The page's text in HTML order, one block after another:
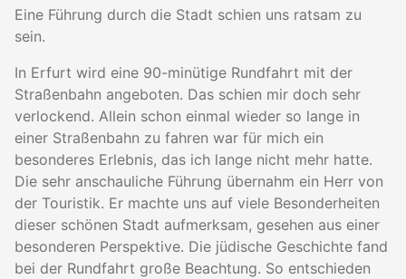
Eine Führung durch die Stadt schien uns ratsam zu
sein.
In Erfurt wird eine 90-minütige Rundfahrt mit der
Straßenbahn angeboten. Das schien mir doch sehr
verlockend. Allein schon einmal wieder so lange in
einer Straßenbahn zu fahren war für mich ein
besonderes Erlebnis, das ich lange nicht mehr hatte.
Die sehr anschauliche Führung übernahm ein Herr von
der Touristik. Er machte uns auf viele Besonderheiten
dieser schönen Stadt aufmerksam, gesehen aus einer
besonderen Perspektive. Die jüdische Geschichte fand
bei der Rundfahrt große Beachtung. So entschieden